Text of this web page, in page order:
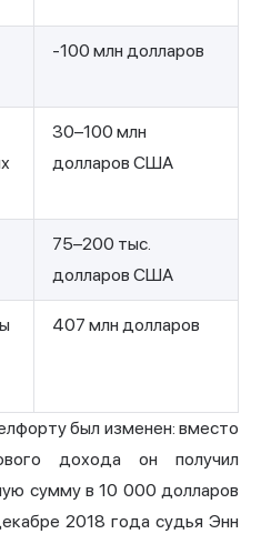
-100 млн долларов
30–100 млн
долларов США
75–200 тыс.
долларов США
407 млн долларов
был изменен: вместо
дохода он получил
сумму в 10 000 долларов
2018 года судья Энн